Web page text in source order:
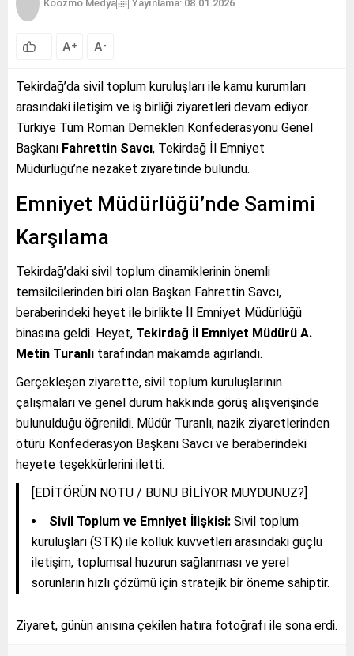
Koozmo Medya Yayınlama: 08.01.2026
A+ A-
Tekirdağ’da sivil toplum kuruluşları ile kamu kurumları
arasındaki iletişim ve iş birliği ziyaretleri devam ediyor.
Türkiye Tüm Roman Dernekleri Konfederasyonu Genel
Başkanı Fahrettin Savcı, Tekirdağ İl Emniyet
Müdürlüğü’ne nezaket ziyaretinde bulundu.
Emniyet Müdürlüğü’nde Samimi
Karşılama
Tekirdağ’daki sivil toplum dinamiklerinin önemli
temsilcilerinden biri olan Başkan Fahrettin Savcı,
beraberindeki heyet ile birlikte İl Emniyet Müdürlüğü
binasına geldi. Heyet, Tekirdağ İl Emniyet Müdürü A.
Metin Turanlı tarafından makamda ağırlandı.
Gerçekleşen ziyarette, sivil toplum kuruluşlarının
çalışmaları ve genel durum hakkında görüş alışverişinde
bulunulduğu öğrenildi. Müdür Turanlı, nazik ziyaretlerinden
ötürü Konfederasyon Başkanı Savcı ve beraberindeki
heyete teşekkürlerini iletti.
[EDİTÖRÜN NOTU / BUNU BİLİYOR MUYDUNUZ?]
Sivil Toplum ve Emniyet İlişkisi: Sivil toplum
kuruluşları (STK) ile kolluk kuvvetleri arasındaki güçlü
iletişim, toplumsal huzurun sağlanması ve yerel
sorunların hızlı çözümü için stratejik bir öneme sahiptir.
Ziyaret, günün anısına çekilen hatıra fotoğrafı ile sona erdi.